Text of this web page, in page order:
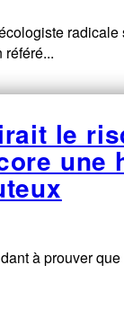
référé...
le
une
à prouver